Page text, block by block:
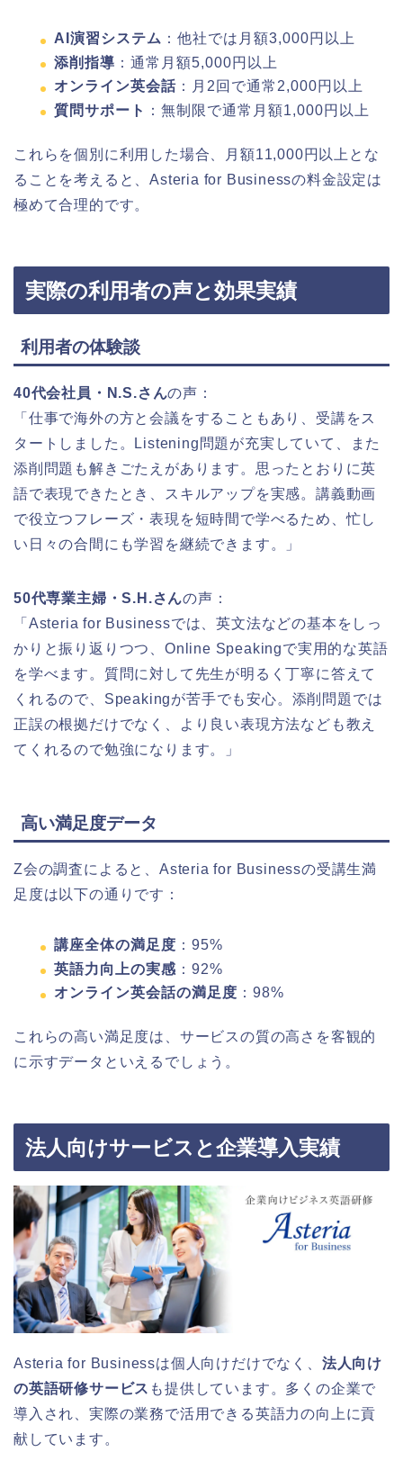
AI演習システム ：他社では月額3,000円以上
添削指導 ：通常月額5,000円以上
オンライン英会話 ：月2回で通常2,000円以上
質問サポート
：無制限で通常月額1,000円以上
これらを個別に利用した場合、月額11,000円以上とな
ることを考えると、Asteria for Businessの料金設定は
極めて合理的です。
実際の利用者の声と効果実績
利用者の体験談
40代会社員・N.S.さんの声：
「仕事で海外の方と会議をすることもあり、受講をス
タートしました。Listening問題が充実していて、また
添削問題も解きごたえがあります。思ったとおりに英
語で表現できたとき、スキルアップを実感。講義動画
で役立つフレーズ・表現を短時間で学べるため、忙し
い日々の合間にも学習を継続できます。」
50代専業主婦・S.H.さんの声：
「Asteria for Businessでは、英文法などの基本をしっ
かりと振り返りつつ、Online Speakingで実用的な英語
を学べます。質問に対して先生が明るく丁寧に答えて
くれるので、Speakingが苦手でも安心。添削問題では
正誤の根拠だけでなく、より良い表現方法なども教え
てくれるので勉強になります。」
高い満足度データ
Z会の調査によると、Asteria for Businessの受講生満
足度は以下の通りです：
講座全体の満足度 ：95%
英語力向上の実感 ：92%
オンライン英会話の満足度 ：98%
これらの高い満足度は、サービスの質の高さを客観的
に示すデータといえるでしょう。
法人向けサービスと企業導入実績
Asteria for Businessは個人向けだけでなく、 法人向け
の英語研修サービス も提供しています。多くの企業で
導入され、実際の業務で活用できる英語力の向上に貢
献しています。